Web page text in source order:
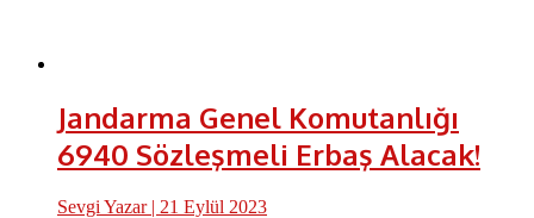
Jandarma Genel Komutanlığı
6940 Sözleşmeli Erbaş Alacak!
Sevgi Yazar| 21 Eylül 2023